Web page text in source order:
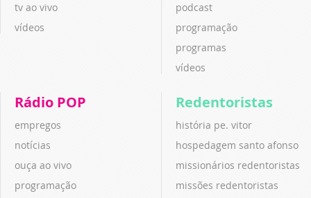
tv ao vivo
vídeos
podcast
programação
programas
vídeos
Rádio POP
empregos
notícias
ouça ao vivo
programação
Redentoristas
história pe. vitor
hospedagem santo afonso
missionários redentoristas
missões redentoristas